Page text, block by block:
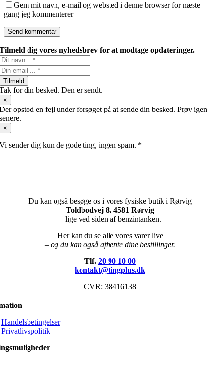
Gem mit navn, e-mail og websted i denne browser for næste
gang jeg kommenterer
Tilmeld dig vores nyhedsbrev for at modtage opdateringer.
Tilmeld
Tak for din besked. Den er sendt.
×
Der opstod en fejl under forsøget på at sende din besked. Prøv igen
senere.
×
Vi sender dig kun de gode ting, ingen spam. *
Du kan også besøge os i vores fysiske butik i Rørvig
Toldbodvej 8, 4581 Rørvig
– lige ved siden af benzintanken.
Her kan du se alle vores varer live
– og du kan også afhente dine bestillinger.
Tlf. 20 90 10 00
kontakt@tingplus.dk
CVR: 38416138
Handelsbetingelser
Privatlivspolitik